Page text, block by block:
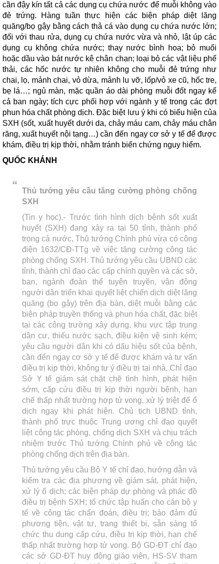
cần đậy kín tất cả các dụng cụ chứa nước để muỗi không vào
đẻ trứng. Hàng tuần thực hiện các biện pháp diệt lăng
quăng/bọ gậy bằng cách thả cá vào dụng cụ chứa nước lớn;
đối với thau rửa, dụng cụ chứa nước vừa và nhỏ, lật úp các
dụng cụ không chứa nước; thay nước bình hoa; bỏ muối
hoặc dầu vào bát nước kê chân chạn; loại bỏ các vật liệu phế
thải, các hốc nước tự nhiên không cho muỗi đẻ trứng như
chai, lọ, mảnh chai, vỏ dừa, mảnh lu vỡ, lốp/vỏ xe cũ, hốc tre,
bẹ lá…; ngủ màn, mặc quần áo dài phòng muỗi đốt ngay kể
cả ban ngày; tích cực phối hợp với ngành y tế trong các đợt
phun hóa chất phòng dịch. Đặc biệt lưu ý khi có biểu hiện của
SXH (sốt, xuất huyết dưới da, chảy máu cam, chảy máu chân
răng, xuất huyết nội tạng…) cần đến ngay cơ sở y tế để được
khám, điều trị kịp thời, nhằm tránh biến chứng nguy hiểm.
QUỐC KHÁNH
Thủ tướng yêu cầu tăng cường phòng chống
SXH
(Tin y học).- Trước tình hình dịch bệnh sốt xuất
huyết (SXH) đang xảy ra tại 50 tỉnh, thành phố
trong cả nước, Thủ tướng Chính phủ vừa có công
điện 1632/CĐ-TTg về việc tăng cường công tác
phòng chống SXH. Thủ tướng yêu cầu UBND các
tỉnh, thành chỉ đạo các cấp chính quyền và các sở,
ban, ngành đoàn thể tuyên truyền, vận động
người dân triển khai quyết liệt chiến dịch diệt lăng
quăng (bọ gậy) trên địa bàn, diệt muỗi bằng các
biện pháp truyền thống và phun hóa chất, đặc biệt
tại các công trường xây dựng, khu vực tập trung
dân cư, thiếu nước sạch, điều kiện vệ sinh kém;
yêu cầu người dân khi có dấu hiệu sốt của bệnh,
cần đến ngay cơ sở y tế để được khám và tư vấn
điều trị kịp thời, không tự ý điều trị tại nhà. Chỉ đạo
Sở Y tế giám sát chặt chẽ tình hình, phát hiện
sớm, cấp cứu điều trị kịp thời người bệnh, hạn
chế thấp nhất trường hợp tử vong, xử lý triệt để ổ
dịch ngay khi phát hiện. Chủ tịch UBND tỉnh,
thành phố trực thuộc Trung ương chỉ đạo quyết
liệt công tác phòng, chống dịch SXH và chịu trách
nhiệm trước Thủ tướng Chính phủ về công tác
phòng chống dịch trên địa bàn.
Thủ tướng yêu cầu Bộ Y tế chỉ đạo, hướng dẫn và
kiểm tra các địa phương về giám sát, phát hiện,
xử lý ổ dịch; các biện pháp dự phòng và phác đồ
điều trị bệnh SXH; tổ chức tập huấn cho cán bộ y
tế về công tác chẩn đoán, điều trị; bảo đảm đủ
phương tiện, vật tư, trang thiết bị, sẵn sàng tổ
chức thu dung cấp cứu, điều trị kịp thời, hạn chế
thấp nhất trường hợp tử vong. Bộ GD-ĐT chỉ đạo
các sở GD-ĐT huy động giáo viên, HS-SV tham